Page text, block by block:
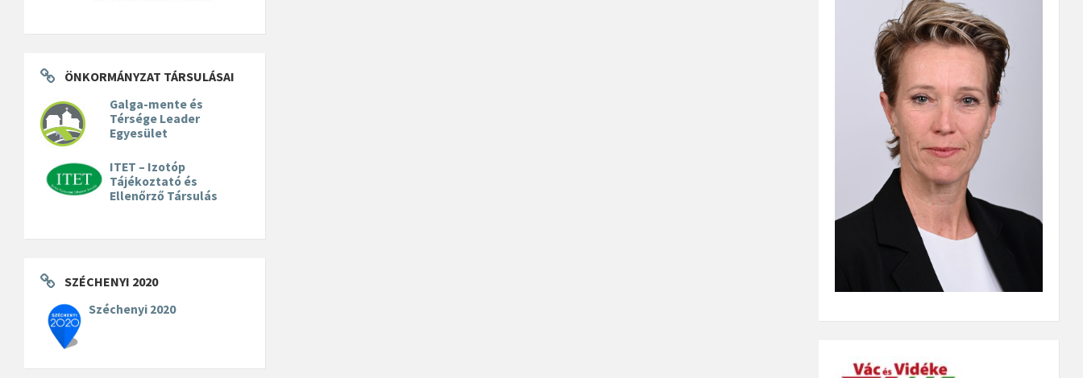
ÖNKORMÁNYZAT TÁRSULÁSAI
Galga-mente és
Térsége Leader
Egyesület
ITET – Izotóp
Tájékoztató és
Ellenőrző Társulás
SZÉCHENYI 2020
Széchenyi 2020